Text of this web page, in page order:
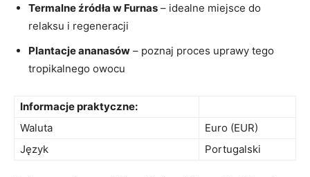
Termalne źródła w Furnas – idealne miejsce do
relaksu i regeneracji
Plantacje ananasów – poznaj proces uprawy tego
tropikalnego owocu
Informacje praktyczne:
Waluta
Euro (EUR)
Język
Portugalski